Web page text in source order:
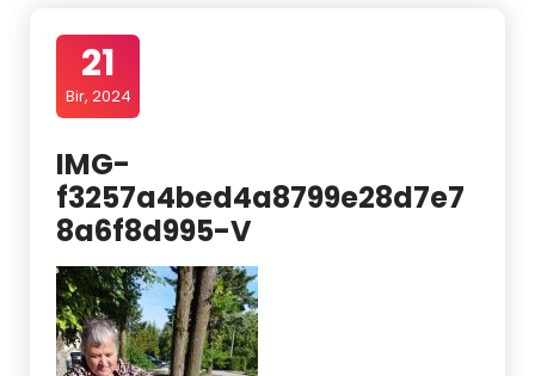
21
Bir, 2024
IMG-
f3257a4bed4a8799e28d7e7
8a6f8d995-V